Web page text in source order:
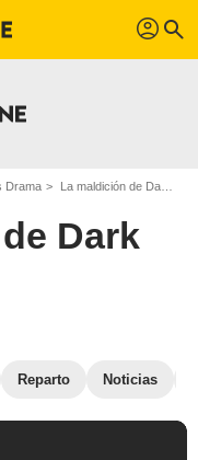
profil search
Drama La maldición de Dark Lake
Dark
Reparto Noticias